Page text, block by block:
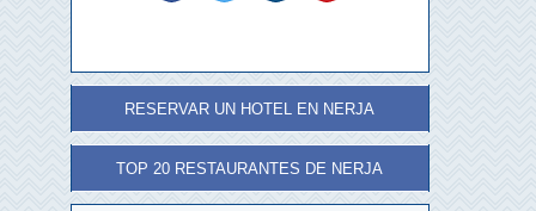
RESERVAR UN HOTEL EN NERJA
TOP 20 RESTAURANTES DE NERJA